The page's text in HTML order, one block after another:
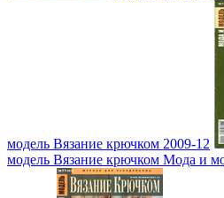
модель Вязание крючком 2009-12
модель Вязание крючком Мода и